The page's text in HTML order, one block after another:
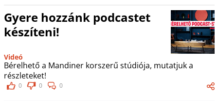
Gyere hozzánk podcastet
készíteni!
Videó
Bérelhető a Mandiner korszerű stúdiója, mutatjuk a
részleteket!
0 0 0